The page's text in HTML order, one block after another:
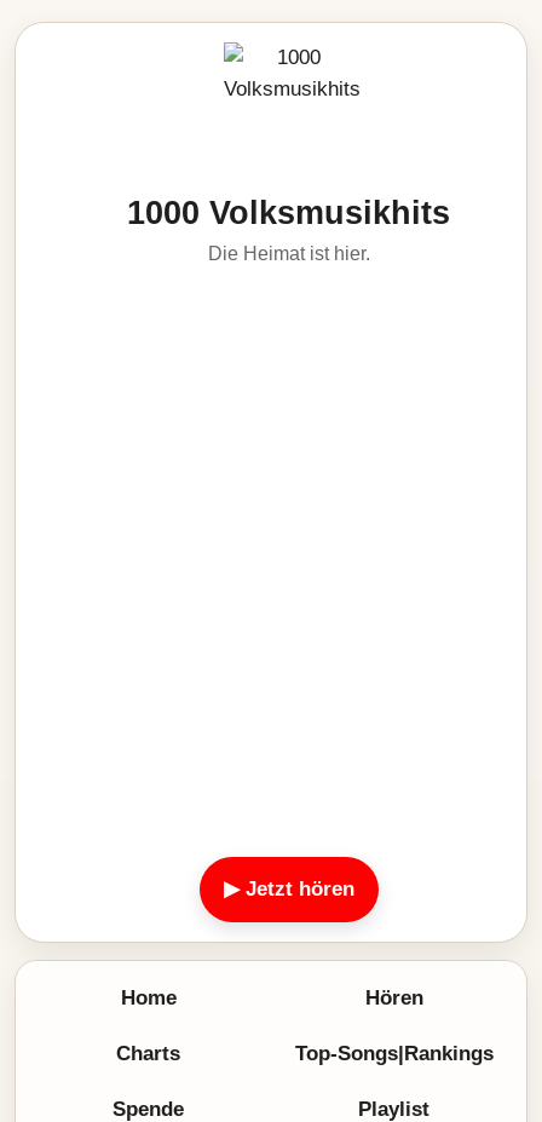
1000 Volksmusikhits
Die Heimat ist hier.
▶ Jetzt hören
Home Hören
Charts Top-Songs|Rankings
Spende Playlist